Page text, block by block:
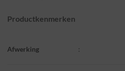
Productkenmerken
Afwerking :